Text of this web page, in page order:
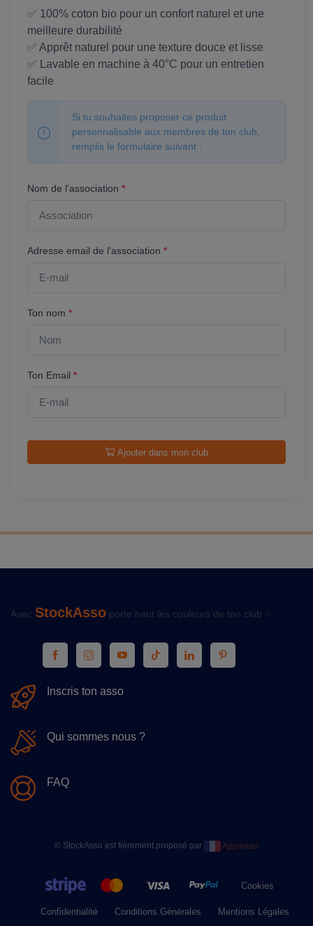
✅ 100% coton bio pour un confort naturel et une
meilleure durabilité
✅ Apprêt naturel pour une texture douce et lisse
✅ Lavable en machine à 40°C pour un entretien
facile
Si tu souhaites proposer ce produit
personnalisable aux membres de ton club,
remplis le formulaire suivant :
Nom de l'association *
Adresse email de l'association *
Ton nom *
Ton Email *
Ajouter dans mon club
Avec StockAsso porte haut les couleurs de ton club ✨
Inscris ton asso
Qui sommes nous ?
FAQ
© StockAsso est fièrement proposé par Appliman
Cookies
Confidentialité Conditions Générales Mentions Légales